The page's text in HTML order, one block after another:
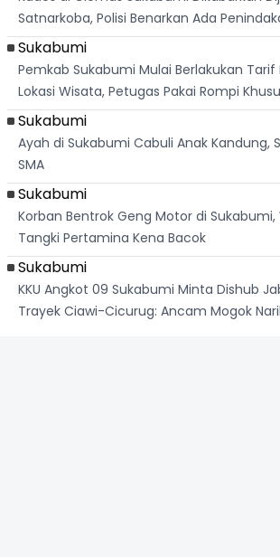
Satnarkoba, Polisi Benarkan Ada
Sukabumi
Pemkab Sukabumi Mulai Berlakukan Tarif
Lokasi Wisata, Petugas Pakai Rompi
Sukabumi
Ayah di Sukabumi Cabuli Anak Kandung,
SMA
Sukabumi
Korban Bentrok Geng Motor di
Tangki Pertamina Kena Bacok
Sukabumi
KKU Angkot 09 Sukabumi Minta Dishub
Trayek Ciawi-Cicurug: Ancam Mogok